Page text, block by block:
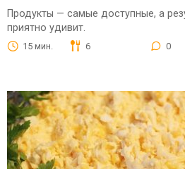
Продукты — самые доступные, а
приятно удивит.
15 мин. 6 0